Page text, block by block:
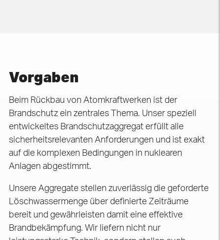
Vorgaben
Beim Rückbau von Atomkraftwerken ist der
Brandschutz ein zentrales Thema. Unser speziell
entwickeltes Brandschutzaggregat erfüllt alle
sicherheitsrelevanten Anforderungen und ist exakt
auf die komplexen Bedingungen in nuklearen
Anlagen abgestimmt.
Unsere Aggregate stellen zuverlässig die geforderte
Löschwassermenge über definierte Zeiträume
bereit und gewährleisten damit eine effektive
Brandbekämpfung. Wir liefern nicht nur